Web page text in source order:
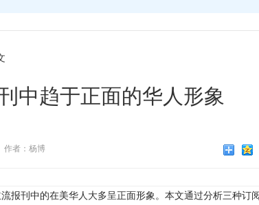
中趋于正面的华人形象
作者：杨博
刊中的在美华人大多呈正面形象。本文通过分析三种订